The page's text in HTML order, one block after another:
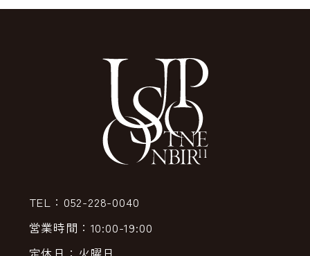
TEL：052-228-0040
営業時間：10:00-19:00